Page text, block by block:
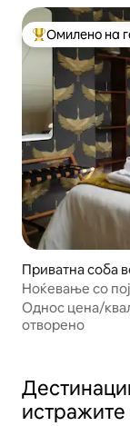
МеѓуОмилено на
Приватна соба
Ноќевање со
Однос цена/
отворено
истражите